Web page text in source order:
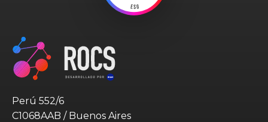
Perú 552/6
C1068AAB / Buenos Aires